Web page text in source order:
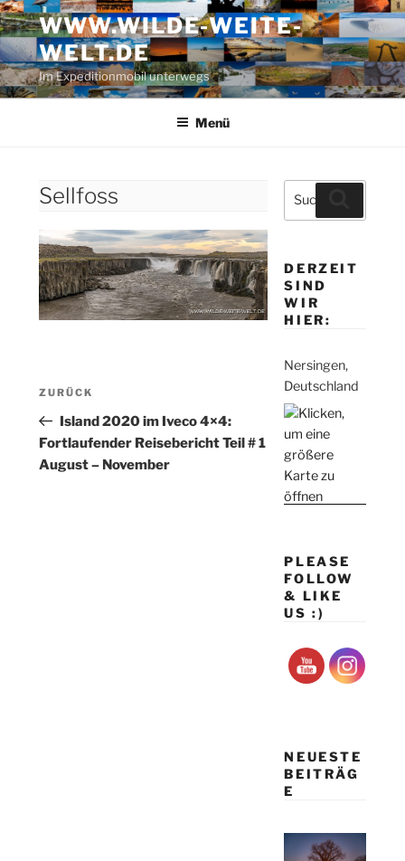
Zum
Inhalt
springen
WWW.WILDE-WEITE-
WELT.DE
Im Expeditionmobil unterwegs
Menü
Sellfoss
Beitragsnavigation
Vorheriger
Beitrag
ZURÜCK
Island 2020 im Iveco 4×4:
Fortlaufender Reisebericht Teil # 1
August – November
Suche
nach:
DERZEIT
SIND
WIR
HIER:
Nersingen,
Deutschland
PLEASE
FOLLOW
& LIKE
US :)
NEUESTE
BEITRÄG
E